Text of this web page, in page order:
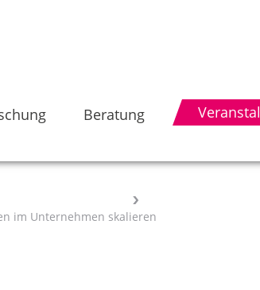
Beratung
im Unternehmen skalieren